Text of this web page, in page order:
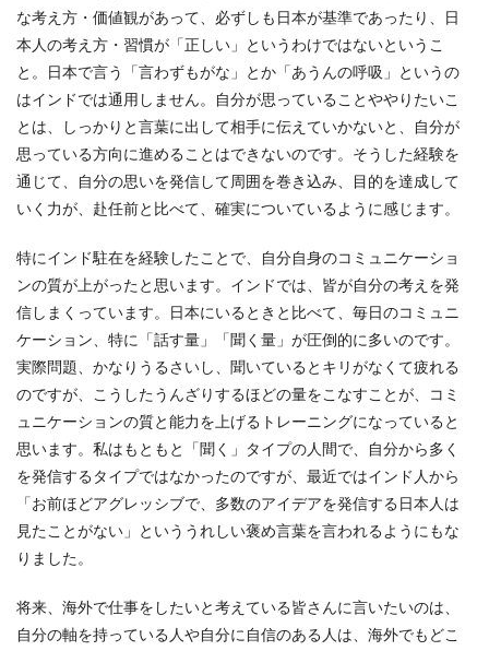
な考え方・価値観があって、必ずしも日本が基準であったり、日
本人の考え方・習慣が「正しい」というわけではないというこ
と。日本で言う「言わずもがな」とか「あうんの呼吸」というの
はインドでは通用しません。自分が思っていることややりたいこ
とは、しっかりと言葉に出して相手に伝えていかないと、自分が
思っている方向に進めることはできないのです。そうした経験を
通じて、自分の思いを発信して周囲を巻き込み、目的を達成して
いく力が、赴任前と比べて、確実についているように感じます。
特にインド駐在を経験したことで、自分自身のコミュニケーショ
ンの質が上がったと思います。インドでは、皆が自分の考えを発
信しまくっています。日本にいるときと比べて、毎日のコミュニ
ケーション、特に「話す量」「聞く量」が圧倒的に多いのです。
実際問題、かなりうるさいし、聞いているとキリがなくて疲れる
のですが、こうしたうんざりするほどの量をこなすことが、コミ
ュニケーションの質と能力を上げるトレーニングになっていると
思います。私はもともと「聞く」タイプの人間で、自分から多く
を発信するタイプではなかったのですが、最近ではインド人から
「お前ほどアグレッシブで、多数のアイデアを発信する日本人は
見たことがない」といううれしい褒め言葉を言われるようにもな
りました。
将来、海外で仕事をしたいと考えている皆さんに言いたいのは、
自分の軸を持っている人や自分に自信のある人は、海外でもどこ